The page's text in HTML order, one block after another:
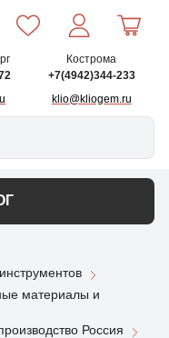
Кострома
+7(4942)344-233
klio@kliogem.ru
материалы и
Россия